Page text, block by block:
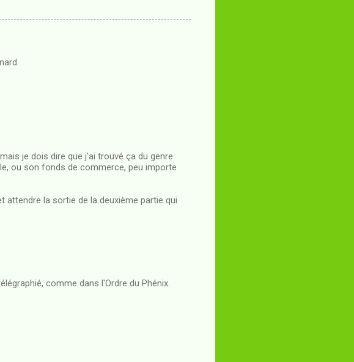
je dois dire que j'ai trouvé ça du genre
ou son fonds de commerce, peu importe
attendre la sortie de la deuxième partie qui
comme dans l'Ordre du Phénix.